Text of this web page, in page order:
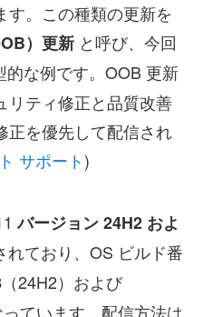
す。この種類の更新を
）更新と呼び、今回
な例です。OOB 更新
リティ修正と品質改善
正を優先して配信され
サポート)
バージョン 24H2 およ
ており、OS ビルド番
（24H2）および
ています。配信方法は